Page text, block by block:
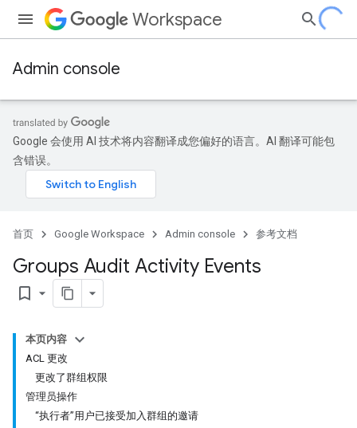
Workspace
Admin console
Google 会使用 AI 技术将内容翻译成您偏好的语言。AI 翻译可能包
含错误。
首页 Google Workspace Admin console 参考文档
Groups Audit Activity Events
bookmark_border
本页内容
ACL 更改
更改了群组权限
管理员操作
“执行者”用户已接受加入群组的邀请